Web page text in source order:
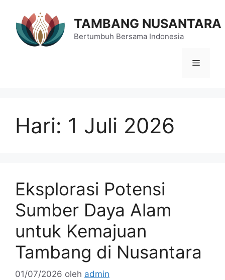
TAMBANG NUSANTARA
Bertumbuh Bersama Indonesia
Menu
Hari: 1 Juli 2026
Eksplorasi Potensi
Sumber Daya Alam
untuk Kemajuan
Tambang di Nusantara
01/07/2026 oleh admin